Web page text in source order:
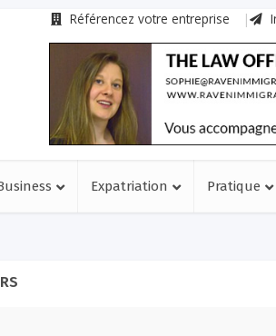
Référencez votre entreprise
Expatriation Pratique